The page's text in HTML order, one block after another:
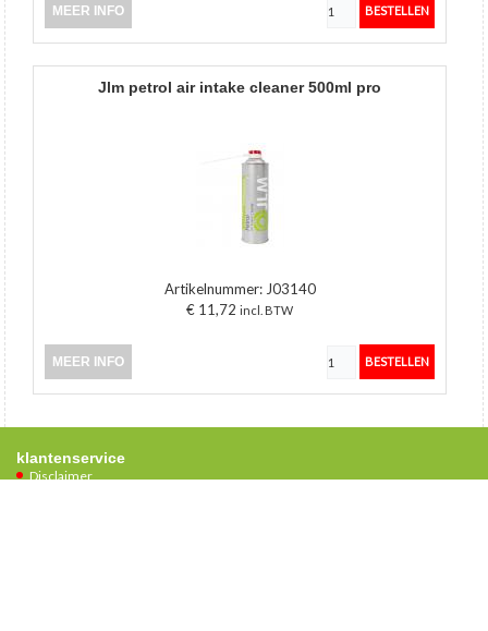
MEER INFO
jlm petrol air intake cleaner 500ml pro
Artikelnummer: J03140
€ 11,72 incl. BTW
MEER INFO
klantenservice
Disclaimer